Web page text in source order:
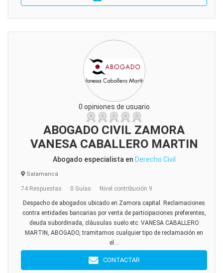
0 opiniones de usuario
ABOGADO CIVIL ZAMORA
VANESA CABALLERO MARTIN
Abogado especialista en Derecho Civil
Salamanca
74 Respuestas 0 Guías Nivel contribución 9
Despacho de abogados ubicado en Zamora capital. Reclamaciones
contra entidades bancarias por venta de participaciones preferentes,
deuda subordinada, cláusulas suelo etc. VANESA CABALLERO
MARTIN, ABOGADO, tramitamos cualquier tipo de reclamación en
el...
CONTACTAR